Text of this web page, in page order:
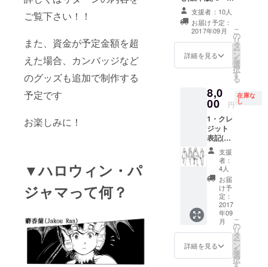
ご覧下さい！！
また、資金が予定金額を超
えた場合、カンバッジなど
のグッズも追加で制作する
予定です
お楽しみに！
▼ハロウィン・パ
ジャマって何？
おりま
せん。
＊他の
リター
ンと同
に達し
た場合
プレゼ
ント」
をお贈
り致し
ます。
刊全五巻(kindle
版) WA・漫画本
編の背景に
ウォールアート
をする権利
支援者：10人
お届け予定：
2017年09月
詳細を見る
こ
の
リ
タ
ー
ン
を
選
択
す
る
8,0
00 円
在庫な
し
1・クレ
ジット
表記(上
段に記
載) 2・
新刊(製
本版)
3・新刊
(kindle
WA・漫
画本編
の背景
に
ウォー
支援
者：
4人
お届
け予
定：
2017
年09
月
詳細を見る
こ
の
リ
タ
ー
ン
を
選
択
す